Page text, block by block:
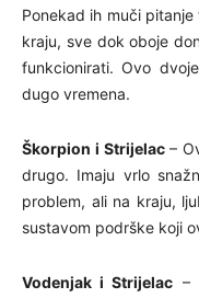
Ponekad ih muči
kraju, sve dok oboje
funkcionirati. Ovo
dugo vremena.
Škorpion i Strijelac–
drugo. Imaju vrlo
problem, ali na kraju,
sustavom podrške koji
Vodenjak i Strijelac –